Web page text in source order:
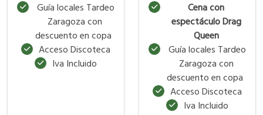
Guía locales Tardeo
Zaragoza con
descuento en copa
Acceso Discoteca
Iva Incluido
Cena con
espectáculo Drag
Queen
Guía locales Tardeo
Zaragoza con
descuento en copa
Acceso Discoteca
Iva Incluido